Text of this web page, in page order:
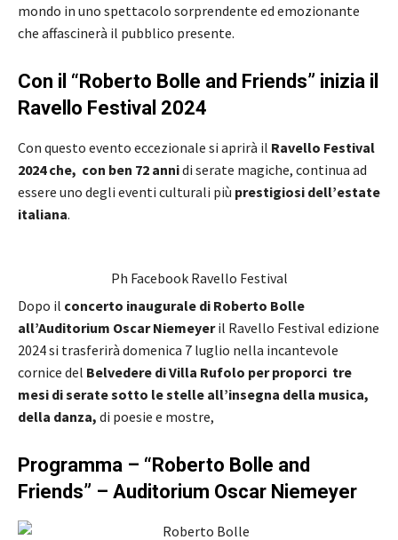
mondo in uno spettacolo sorprendente ed emozionante
che affascinerà il pubblico presente.
Con il “Roberto Bolle and Friends” inizia il
Ravello Festival 2024
Con questo evento eccezionale si aprirà il Ravello Festival
2024 che, con ben 72 annidi serate magiche, continua ad
essere uno degli eventi culturali più prestigiosi dell’estate
italiana.
Ph Facebook Ravello Festival
Dopo il concerto inaugurale di Roberto Bolle
all’Auditorium Oscar Niemeyeril Ravello Festival edizione
2024 si trasferirà domenica 7 luglio nella incantevole
cornice del Belvedere di Villa Rufolo per proporci tre
mesi di serate sotto le stelle all’insegna della musica,
della danza, di poesie e mostre,
Programma – “Roberto Bolle and
Friends” – Auditorium Oscar Niemeyer